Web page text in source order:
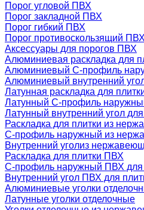
Порог угловой ПВХ
Порог закладной ПВХ
Порог гибкий ПВХ
Порог противоскользящий ПВХ
Аксессуары для порогов ПВХ
Алюминиевая раскладка для
Алюминиевый С-профиль
Алюминиевый внутренний
Латунная раскладка для
Латунный С-профиль
Латунный внутренний угол для
Раскладка для плитки из
С-профиль наружный из
Внутренний уголиз
Раскладка для плитки ПВХ
С-профиль наружный ПВХ для
Внутренний угол ПВХ для
Алюминиевые уголки
Латунные уголки отделочные